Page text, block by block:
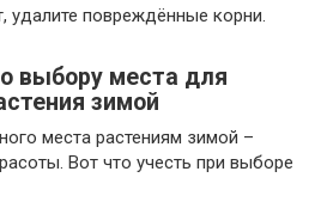
удалите повреждённые корни.
выбору места для
зимой
места растениям зимой –
Вот что учесть при выборе